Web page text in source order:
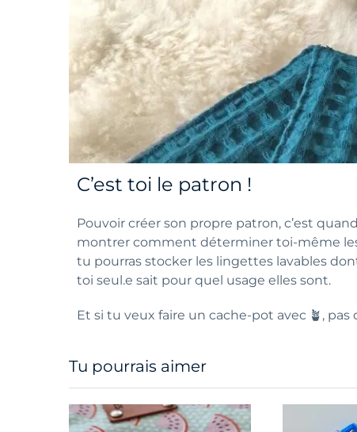
C’est toi le patron !
Pouvoir créer son propre patron, c’est
montrer comment déterminer toi-même
tu pourras stocker les lingettes lavables
toi seul.e sait pour quel usage elles sont.
Et si tu veux faire un cache-pot avec 🪴,
Tu pourrais aimer